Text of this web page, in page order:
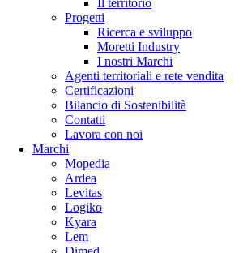
Il territorio
Progetti
Ricerca e sviluppo
Moretti Industry
I nostri Marchi
Agenti territoriali e rete vendita
Certificazioni
Bilancio di Sostenibilità
Contatti
Lavora con noi
Marchi
Mopedia
Ardea
Levitas
Logiko
Kyara
Lem